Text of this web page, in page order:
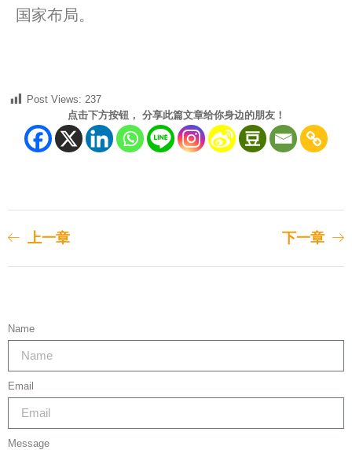
国家布局。
Post Views: 237
点击下方按钮， 分享此篇文章给你身边的朋友！
上一章 下一章
Name
Email
Message